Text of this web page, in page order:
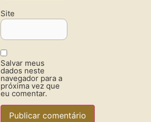
Site
Salvar meus
dados neste
navegador para a
próxima vez que
eu comentar.